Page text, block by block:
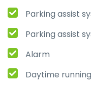
Parking assist
Parking assist
Alarm
Daytime